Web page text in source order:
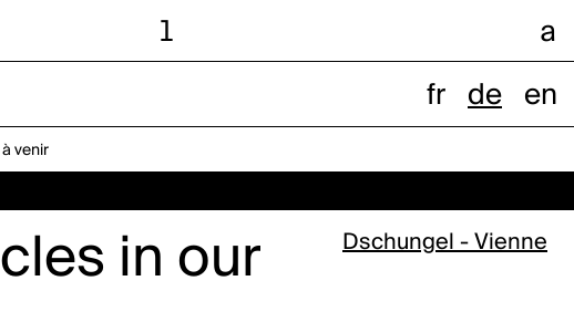
l a
fr de en
venir
in our
Dschungel - Vienne